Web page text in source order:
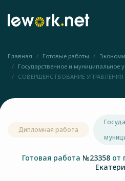
Главная Готовые работы
Государственное и муниципальное
СОВЕРШЕНСТВОВАНИЕ
Дипломная работа
Готовая работа №23358 от